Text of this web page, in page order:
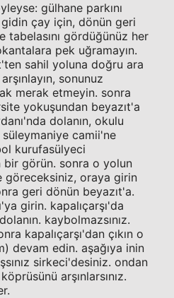
gülhane parkını
gidin çay için, dönün geri
tabelasını gördüğünüz her
pek uğramayın.
sahil yoluna doğru ara
sonunuz
merak etmeyin. sonra
yokuşundan beyazıt'a
dolanın, okulu
camii'ne
kurufasülyeci
görün. sonra o yolun
göreceksiniz, oraya girin
geri dönün beyazıt'a.
girin. kapalıçarşı'da
kaybolmazsınız.
kapalıçarşı'dan çıkın o
devam edin. aşağıya inin
sirkeci'desiniz. ondan
arşınlarsınız.